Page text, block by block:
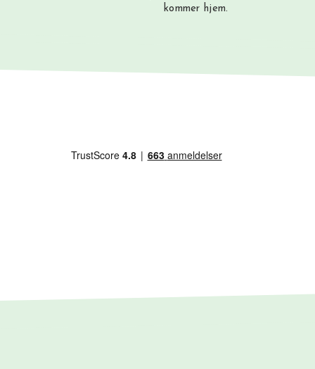
kommer hjem.